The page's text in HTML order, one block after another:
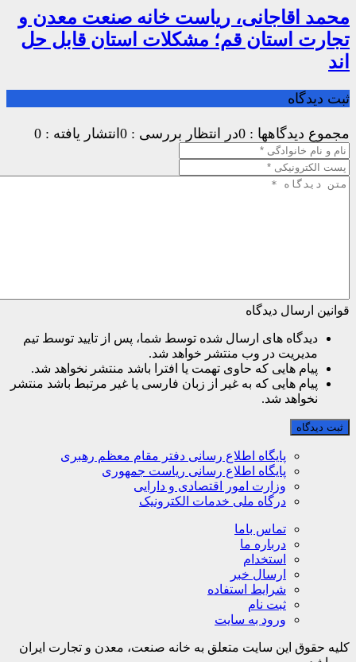
محمد اقاجانی، ریاست خانه صنعت معدن و
تجارت استان قم؛ مشکلات استان قابل حل
اند
ثبت دیدگاه
مجموع دیدگاهها : 0 در انتظار بررسی : 0 انتشار یافته : 0
قوانین ارسال دیدگاه
دیدگاه های ارسال شده توسط شما، پس از تایید توسط تیم
مدیریت در وب منتشر خواهد شد.
پیام هایی که حاوی تهمت یا افترا باشد منتشر نخواهد شد.
پیام هایی که به غیر از زبان فارسی یا غیر مرتبط باشد منتشر
نخواهد شد.
ثبت دیدگاه
پایگاه اطلاع رسانی دفتر مقام معظم رهبری
پایگاه اطلاع رسانی ریاست جمهوری
وزارت امور اقتصادی و دارایی
درگاه ملی خدمات الکترونیک
تماس باما
درباره ما
استخدام
ارسال خبر
شرایط استفاده
ثبت نام
ورود به سایت
کلیه حقوق این سایت متعلق به خانه صنعت، معدن و تجارت ایران